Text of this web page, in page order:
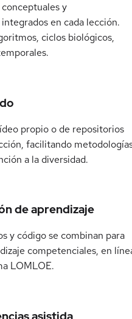
y
en cada lección.
ciclos biológicos,
propio o de repositorios
facilitando
a la diversidad.
de aprendizaje
y código se combinan para
competenciales, en
LOMLOE.